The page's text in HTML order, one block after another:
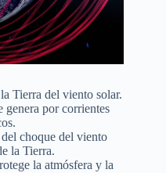
Tierra del viento solar.
genera por corrientes
choque del viento
la Tierra.
la atmósfera y la